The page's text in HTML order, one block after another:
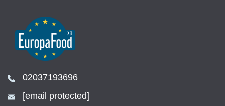
02037193696
[email protected]